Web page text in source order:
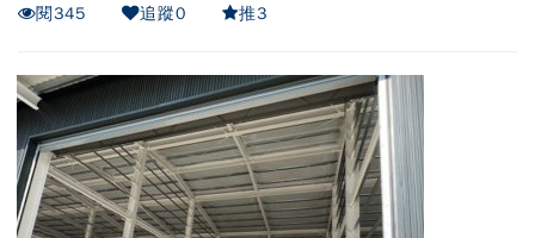
閱345 追蹤0 推3